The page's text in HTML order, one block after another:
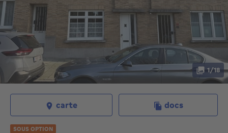
1/18
carte docs
SOUS OPTION